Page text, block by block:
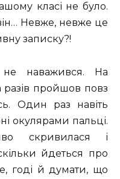
класі не було.
Невже, невже це
записку?!
не наважився. На
разів пройшов повз
Один раз навіть
окулярами пальці.
скривилася і
йдеться про
годі й думати, що